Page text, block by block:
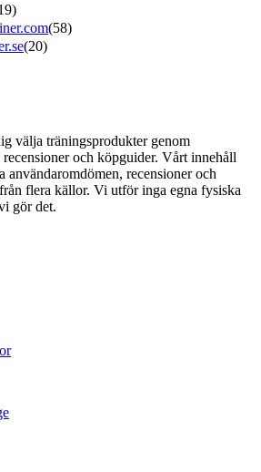
)
(58)
(20)
välja träningsprodukter genom
recensioner och köpguider. Vårt innehåll
användaromdömen, recensioner och
flera källor. Vi utför inga egna fysiska
gör det.